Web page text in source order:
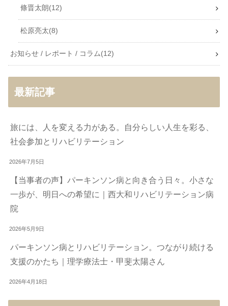
條晋太朗 12
松原亮太 8
お知らせ / レポート / コラム 12
最新記事
旅には、人を変える力がある。自分らしい人生を彩る、
社会参加とリハビリテーション
2026年7月5日
【当事者の声】パーキンソン病と向き合う日々。小さな
一歩が、明日への希望に｜西大和リハビリテーション病
院
2026年5月9日
パーキンソン病とリハビリテーション。つながり続ける
支援のかたち｜理学療法士・甲斐太陽さん
2026年4月18日